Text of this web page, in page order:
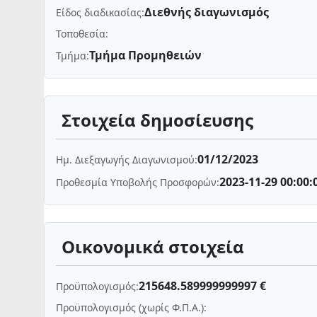
Είδος διαδικασίας:Διεθνής διαγωνισμός
Τοποθεσία:
Τμήμα:Τμήμα Προμηθειών
Στοιχεία δημοσίευσης
Ημ. Διεξαγωγής Διαγωνισμού:01/12/2023
Προθεσμία Υποβολής Προσφορών:2023-11-29
Οικονομικά στοιχεία
Προϋπολογισμός:215648.589999999997 €
Προϋπολογισμός (χωρίς Φ.Π.Α.):